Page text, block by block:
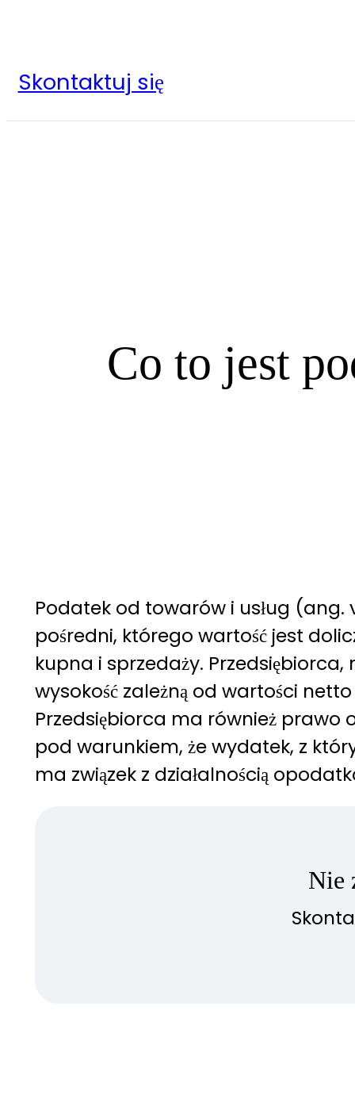
Skontaktuj się
Co to jest
Podatek od towarów i usług
pośredni, którego wartość jest
kupna i sprzedaży.
wysokość zależną od wartości
Przedsiębiorca ma również prawo
pod warunkiem, że wydatek, z
ma związek z działalnością
Nie